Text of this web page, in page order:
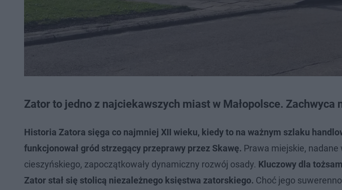
Zator to jedno z najciekawszych miast w Małopolsce. Zachwyca
Historia Zatora sięga co najmniej XII wieku, kiedy to na ważnym szlaku
funkcjonował gród strzegący przeprawy przez Skawę. Prawa miejskie,
cieszyńskiego, zapoczątkowały dynamiczny rozwój osady. Kluczowy dla
Zator stał się stolicą niezależnego księstwa zatorskiego. Choć jego